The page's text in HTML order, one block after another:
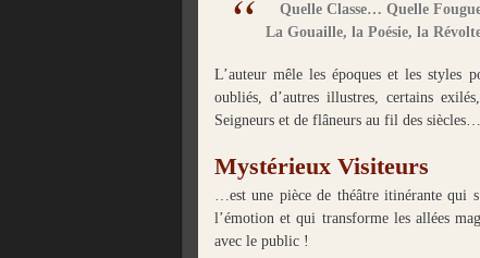
Quelle Classe… Quelle
La Gouaille, la Poésie, la
L’auteur mêle les époques et les styles
oubliés, d’autres illustres, certains
Seigneurs et de flâneurs au fil des siècles…
Mystérieux Visiteurs
…est une pièce de théâtre itinérante qui
l’émotion et qui transforme les allées
avec le public !